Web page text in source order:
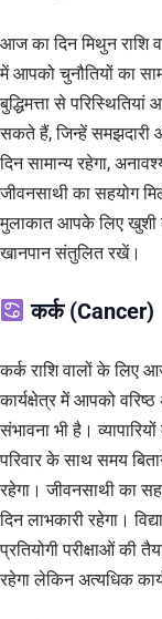
आज का दिन मिथुन राशि
में आपको चुनौतियों का
बुद्धिमत्ता से
सकते हैं, जिन्हें समझदारी
दिन सामान्य रहेगा,
जीवनसाथी का सहयोग
मुलाकात आपके लिए खुशी
खानपान संतुलित रखें।
कर्क (Cancer)
कर्क राशि वालों के लिए
कार्यक्षेत्र में आपको
संभावना भी है।
परिवार के साथ समय
रहेगा। जीवनसाथी का
दिन लाभकारी रहेगा।
प्रतियोगी परीक्षाओं की
रहेगा लेकिन अत्यधिक